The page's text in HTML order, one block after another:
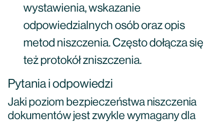
wystawienia, wskazanie
odpowiedzialnych osób oraz opis
metod niszczenia. Często dołącza się
też protokół zniszczenia.
Pytania i odpowiedzi
Jaki poziom bezpieczeństwa niszczenia
dokumentów jest zwykle wymagany dla